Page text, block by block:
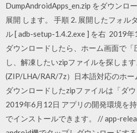
DumpAndroidApps_en.zip をダウンロ
展開 します。 手順 2. 展開したフォル
ル [ adb-setup-1.4.2.exe ] を右 2019
ダウンロードしたら、ホーム画面で
し、解凍したいzipファイルを探しま
(ZIP/LHA/RAR/7z）日本語対応のホー
ダウンロードしたzipファイルは「ダ
2019年6月12日 アプリの開発環境を
でインストールできます。 // app-